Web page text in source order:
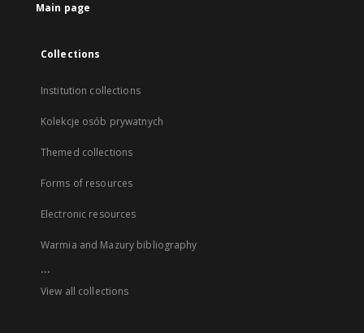
Main page
Collections
Institution collections
Kolekcje osób prywatnych
Themed collections
Forms of resources
Electronic resources
Warmia and Mazury bibliography
...
View all collections